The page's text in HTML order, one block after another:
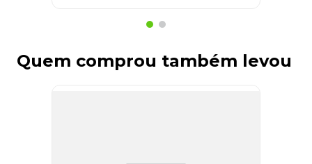
Quem comprou também levou